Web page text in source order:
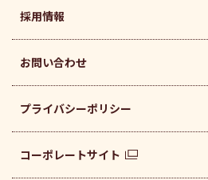
採用情報
お問い合わせ
プライバシーポリシー
コーポレートサイト